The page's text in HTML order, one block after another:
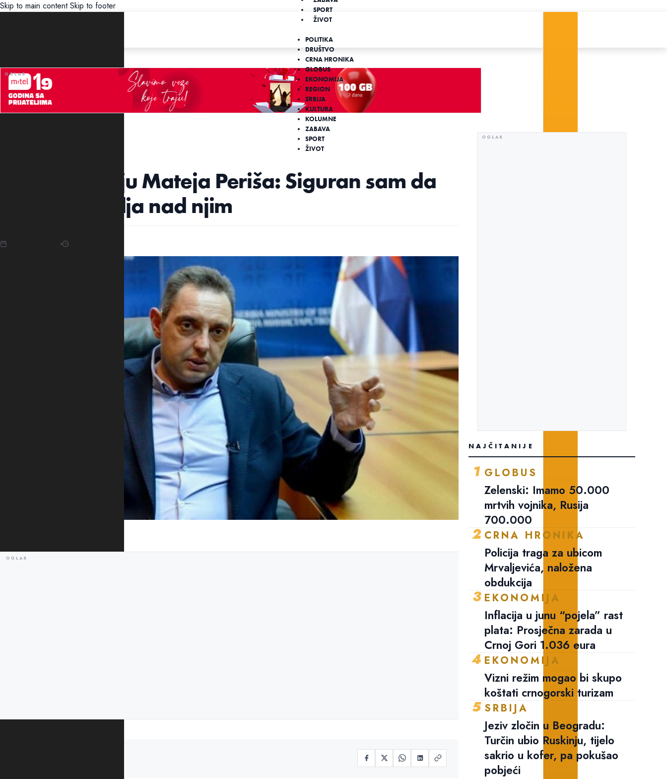
Skip to main content Skip to footer
SPORT
ŽIVOT
POLITIKA
DRUŠTVO
CRNA HRONIKA
GLOBUS
EKONOMIJA
REGION
SRBIJA
KULTURA
KOLUMNE
ZABAVA
SPORT
ŽIVOT
Vulin o slučaju Mateja Periša: Siguran sam da
nije bilo nasilja nad njim
NAJČITANIJE
1 GLOBUS
Zelenski: Imamo 50.000
mrtvih vojnika, Rusija
700.000
2 CRNA HRONIKA
Policija traga za ubicom
Mrvaljevića, naložena
obdukcija
3 EKONOMIJA
Inflacija u junu “pojela” rast
plata: Prosječna zarada u
Crnoj Gori 1.036 eura
4 EKONOMIJA
Vizni režim mogao bi skupo
koštati crnogorski turizam
5 SRBIJA
Jeziv zločin u Beogradu:
Turčin ubio Ruskinju, tijelo
sakrio u kofer, pa pokušao
pobjeći